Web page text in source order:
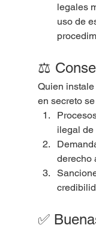
legales
uso de
⚖️
Quien
en secreto
ilegal de
derecho
✅